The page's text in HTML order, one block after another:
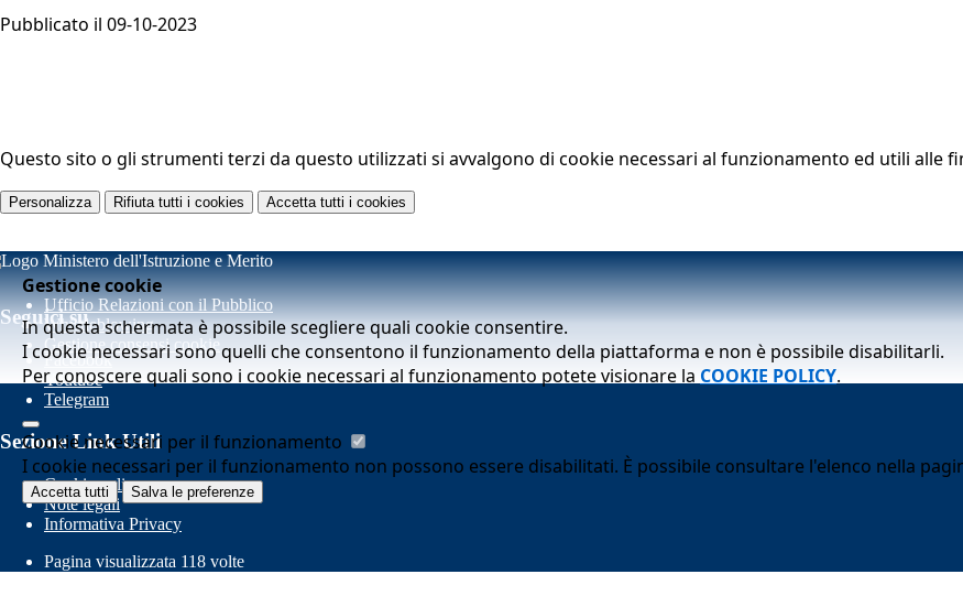
Pubblicato il 09-10-2023
Questo sito o gli strumenti terzi da questo utilizzati si avvalgono di cookie necessari al funzionamento ed utili alle
Personalizza Rifiuta tutti i cookies Accetta tutti i cookies
Gestione cookie
In questa schermata è possibile scegliere quali cookie consentire.
I cookie necessari sono quelli che consentono il funzionamento della piattaforma e non è possibile disabilitarli.
Per conoscere quali sono i cookie necessari al funzionamento potete visionare la COOKIE POLICY.
Cookie necessari per il funzionamento
I cookie necessari per il funzionamento non possono essere disabilitati. È possibile consultare l'elenco nella
Accetta tutti Salva le preferenze
Ufficio Relazioni con il Pubblico
Whistleblowing
Gestione consensi cookie
Seguici su
Facebook
Youtube
Telegram
Sezione Link Utili
Cookie policy
Note legali
Informativa Privacy
Pagina visualizzata 118 volte